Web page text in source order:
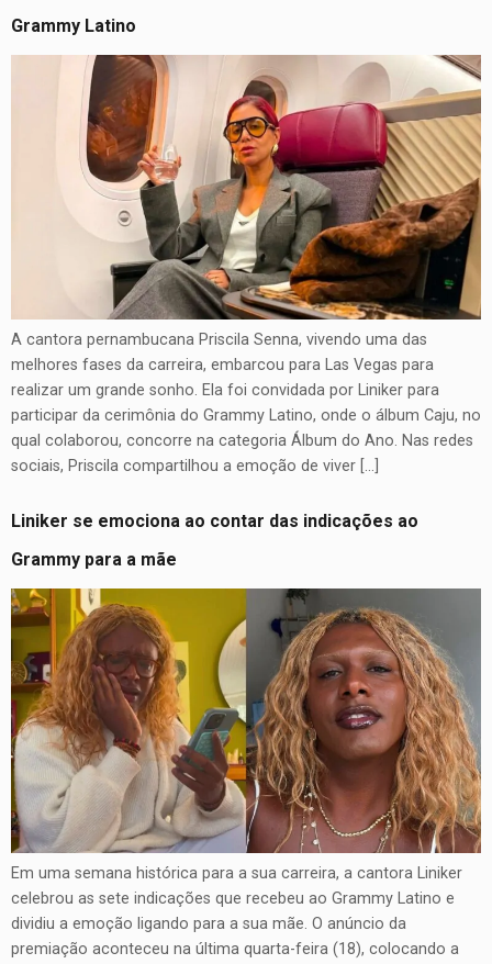
Grammy Latino
A cantora pernambucana Priscila Senna, vivendo uma das
melhores fases da carreira, embarcou para Las Vegas para
realizar um grande sonho. Ela foi convidada por Liniker para
participar da cerimônia do Grammy Latino, onde o álbum Caju, no
qual colaborou, concorre na categoria Álbum do Ano. Nas redes
sociais, Priscila compartilhou a emoção de viver […]
Liniker se emociona ao contar das indicações ao
Grammy para a mãe
Em uma semana histórica para a sua carreira, a cantora Liniker
celebrou as sete indicações que recebeu ao Grammy Latino e
dividiu a emoção ligando para a sua mãe. O anúncio da
premiação aconteceu na última quarta-feira (18), colocando a